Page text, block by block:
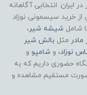
ایران. انتخابی آگاهانه
خرید سیسمونی نوزاد
شامل شیشه شیر،
مثل بالش شیر
نوزاد، و شامپو و
حضوری داریم که به
صورت مستقیم مشاهده و